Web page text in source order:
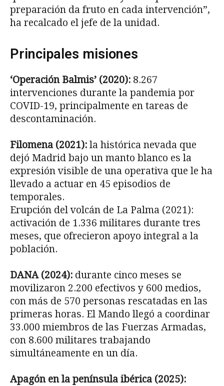
preparación da fruto en cada intervención”,
ha recalcado el jefe de la unidad.
Principales misiones
‘Operación Balmis’ (2020): 8.267
intervenciones durante la pandemia por
COVID-19, principalmente en tareas de
descontaminación.
Filomena (2021): la histórica nevada que
dejó Madrid bajo un manto blanco es la
expresión visible de una operativa que le ha
llevado a actuar en 45 episodios de
temporales.
Erupción del volcán de La Palma (2021):
activación de 1.336 militares durante tres
meses, que ofrecieron apoyo integral a la
población.
DANA (2024): durante cinco meses se
movilizaron 2.200 efectivos y 600 medios,
con más de 570 personas rescatadas en las
primeras horas. El Mando llegó a coordinar
33.000 miembros de las Fuerzas Armadas,
con 8.600 militares trabajando
simultáneamente en un día.
Apagón en la península ibérica (2025):